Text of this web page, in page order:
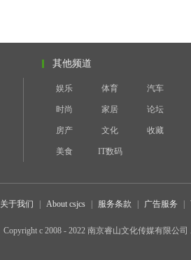
其他频道
娱乐 体育 汽车
时尚 家居 论坛
房产 文化 收藏
美食 IT数码
关于我们 About csjcs 服务条款 广告服务
Copyright c 2008 - 2022 南京睿山文化传媒有限公司